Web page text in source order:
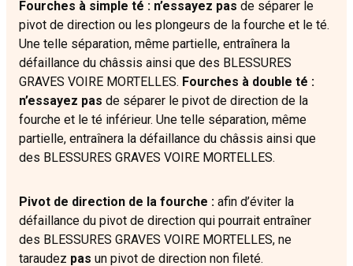
Fourches à simple té : n’essayez pas de séparer le
pivot de direction ou les plongeurs de la fourche et le té.
Une telle séparation, même partielle, entraînera la
défaillance du châssis ainsi que des BLESSURES
GRAVES VOIRE MORTELLES. Fourches à double té :
n’essayez pas de séparer le pivot de direction de la
fourche et le té inférieur. Une telle séparation, même
partielle, entraînera la défaillance du châssis ainsi que
des BLESSURES GRAVES VOIRE MORTELLES.
Pivot de direction de la fourche : afin d’éviter la
défaillance du pivot de direction qui pourrait entraîner
des BLESSURES GRAVES VOIRE MORTELLES, ne
taraudez pas un pivot de direction non fileté.